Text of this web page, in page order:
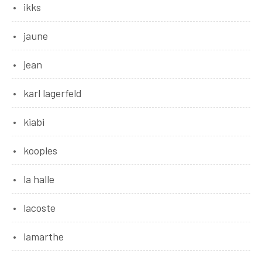
ikks
jaune
jean
karl lagerfeld
kiabi
kooples
la halle
lacoste
lamarthe